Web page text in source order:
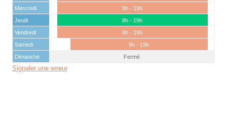
Mercredi
8h - 19h
Jeudi
8h - 19h
Vendredi
8h - 19h
Samedi
9h - 19h
Dimanche
Fermé
Signaler une erreur